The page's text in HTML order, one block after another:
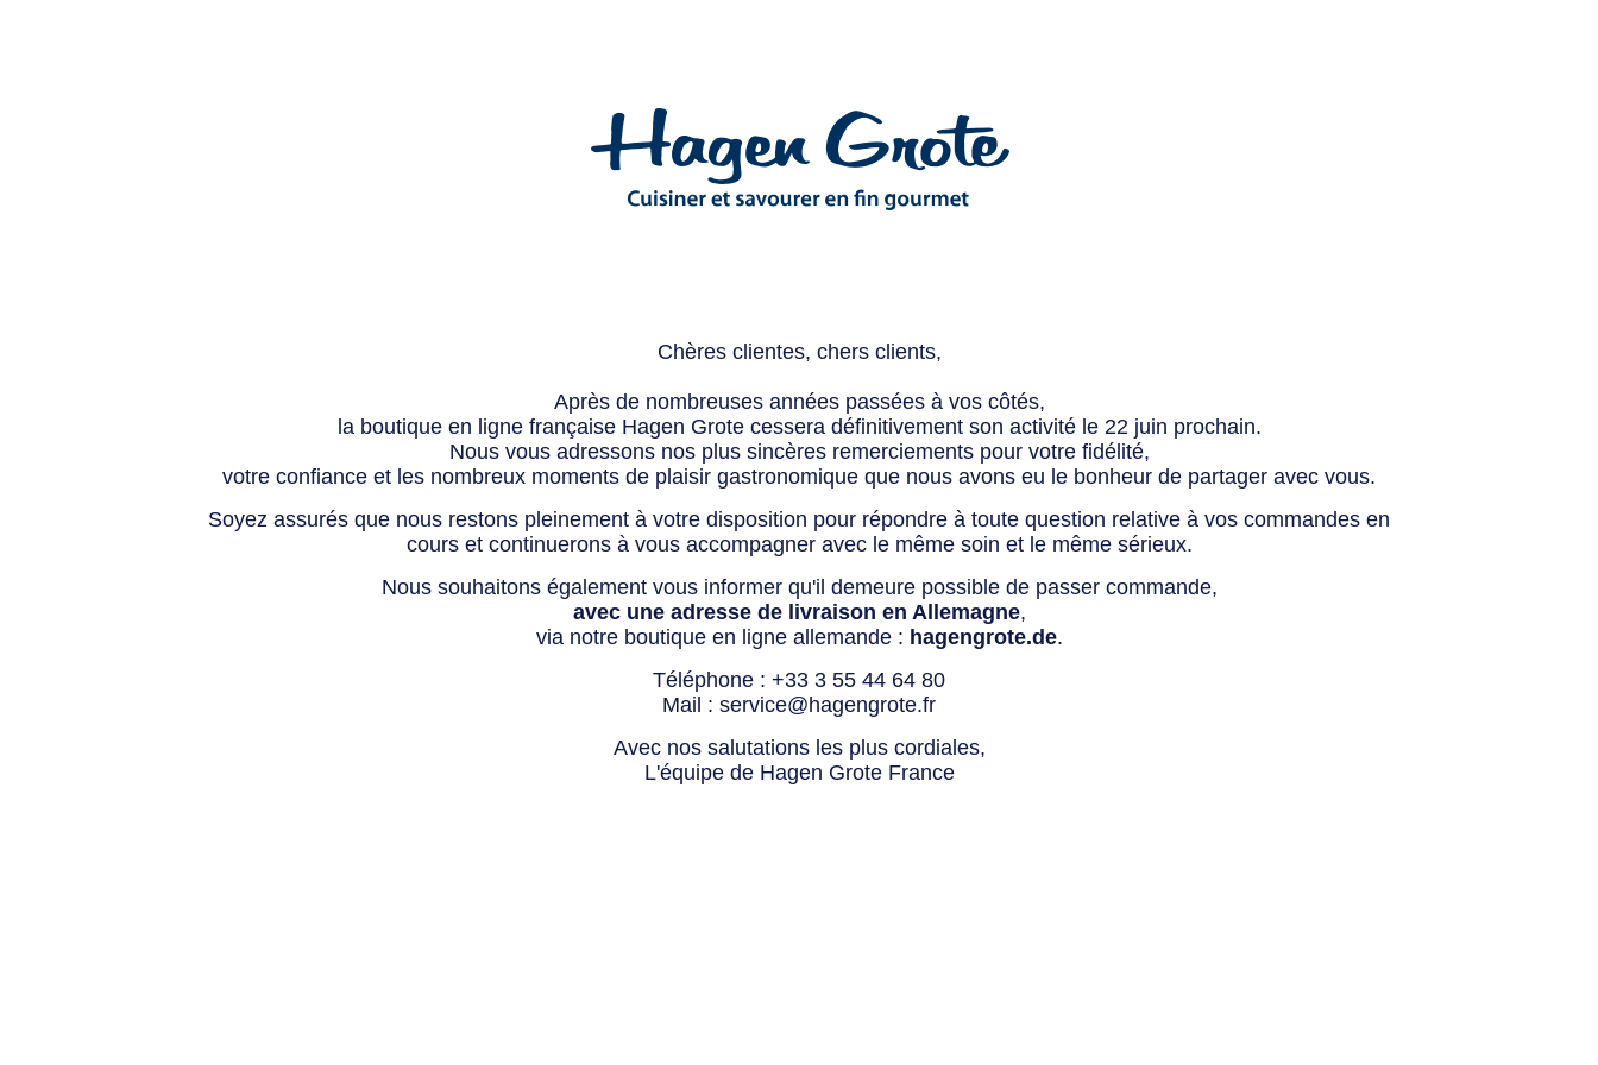
Chères clientes, chers clients,
Après de nombreuses années passées à vos côtés,
la boutique en ligne française Hagen Grote cessera définitivement son activité le 22 juin prochain.
Nous vous adressons nos plus sincères remerciements pour votre fidélité,
votre confiance et les nombreux moments de plaisir gastronomique que nous avons eu le bonheur de partager avec vous.
Soyez assurés que nous restons pleinement à votre disposition pour répondre à toute question relative à vos commandes en
cours et continuerons à vous accompagner avec le même soin et le même sérieux.
Nous souhaitons également vous informer qu'il demeure possible de passer commande,
avec une adresse de livraison en Allemagne,
via notre boutique en ligne allemande : hagengrote.de.
Téléphone : +33 3 55 44 64 80
Mail : service@hagengrote.fr
Avec nos salutations les plus cordiales,
L'équipe de Hagen Grote France